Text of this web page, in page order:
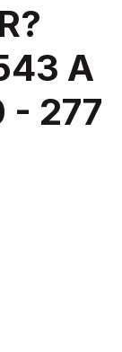
A
- 277